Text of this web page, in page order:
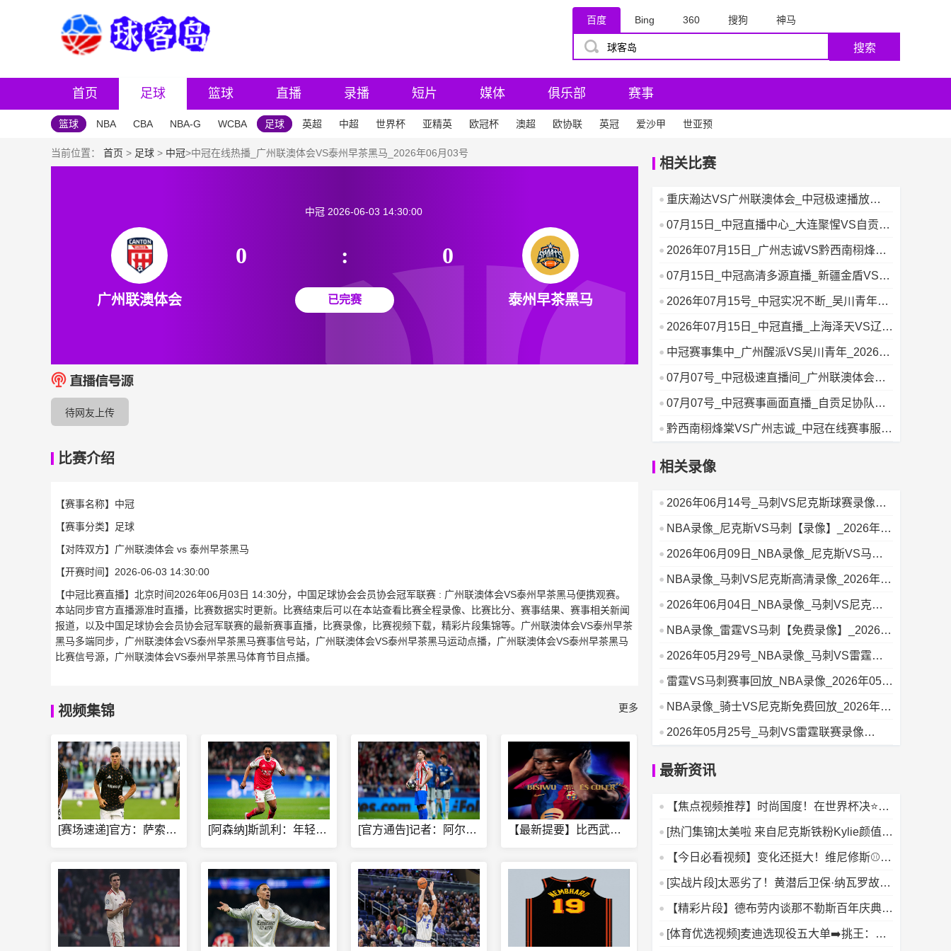
百度 Bing 360 搜狗 神马
搜索
首页 足球 篮球 直播 录播 短片 媒体 俱乐部 赛事
篮球 NBA CBA NBA-G WCBA 足球 英超 中超 世界杯 亚精英 欧冠杯 澳超 欧协联 英冠 爱沙甲 世亚预
当前位置： 首页 > 足球 > 中冠>中冠在线热播_广州联澳体会VS泰州早茶黑马_2026年06月03号
中冠 2026-06-03 14:30:00
广州联澳体会
0 : 0
已完赛 泰州早茶黑马
待网友上传
比赛介绍
【赛事名称】 中冠
【赛事分类】
足球
【对阵双方】 广州联澳体会 vs 泰州早茶黑马
【开赛时间】 2026-06-03 14:30:00
【中冠比赛直播】北京时间2026年06月03日 14:30分，中国足球协会会员协会冠军联赛 : 广州联澳体会VS泰州早茶黑马便携观赛。
本站同步官方直播源准时直播，比赛数据实时更新。比赛结束后可以在本站查看比赛全程录像、比赛比分、赛事结果、赛事相关新闻
报道，以及中国足球协会会员协会冠军联赛的最新赛事直播，比赛录像，比赛视频下载，精彩片段集锦等。广州联澳体会VS泰州早茶
黑马多端同步，广州联澳体会VS泰州早茶黑马赛事信号站，广州联澳体会VS泰州早茶黑马运动点播，广州联澳体会VS泰州早茶黑马
比赛信号源，广州联澳体会VS泰州早茶黑马体育节目点播。
视频集锦 更多
[赛场速递]官方：萨索洛能以1200万⬆️欧买断阿季奇，尤文 [阿森纳]斯凯利：年轻球员都很有自信，这次出国集训收获很多积 [官方通告]记者：阿尔瓦雷斯依⬅️然想去巴萨，后者做出承诺会 【最新提要】比西武：加盟巴萨对我来说就是梦想成真 还没亲眼见
相关比赛
重庆瀚达VS广州联澳体会_中冠极速播放
_2026年07月16
07月15日_中冠直播中心_大连聚惺VS自贡足
2026年07月15日_广州志诚VS黔西南栩烽棠_
广州志诚V
07月15日_中冠高清多源直播_新疆金盾VS北
京勇士
2026年07月15号_中冠实况不断_吴川青年VS
广州醒派
2026年07月15日_中冠直播_上海泽天VS辽宁
盛京新锐_
中冠赛事集中_广州醒派VS吴川青年_2026年
07月07号
07月07号_中冠极速直播间_广州联澳体会VS
重庆瀚达
07月07号_中冠赛事画面直播_自贡足协队VS
大连聚惺
黔西南栩烽棠VS广州志诚_中冠在线赛事服务
相关录像
2026年06月14号_马刺VS尼克斯球赛录像
_NBA录像
NBA录像_尼克斯VS马刺【录像】_2026年06
月11号
2026年06月09日_NBA录像_尼克斯VS马刺
高清回放
NBA录像_马刺VS尼克斯高清录像_2026年06
月06日
2026年06月04日_NBA录像_马刺VS尼克斯
比赛录像
NBA录像_雷霆VS马刺【免费录像】_2026年
05月31号
2026年05月29号_NBA录像_马刺VS雷霆赛
事回放
雷霆VS马刺赛事回放_NBA录像_2026年05月
NBA录像_骑士VS尼克斯免费回放_2026年05
月26日
2026年05月25号_马刺VS雷霆联赛录像
最新资讯
【焦点视频推荐】时尚国度！在世界杯决⭐赛
前办秀，只有法国人敢
[热门集锦]太美啦 来自尼克斯铁粉Kylie颜值暴
击瞬间
【今日必看视频】变化还挺大！维尼修斯⚾正
式归队训练，样貌焕然
[实战片段]太恶劣了！黄潜后卫保·纳瓦罗故意
踢人遭直红罚⬅️
【精彩片段】德布劳内谈那不勒斯百年庆典：
他们创造了历史，我才
[体育优选视频]麦迪选现役五大单➡️挑王：欧